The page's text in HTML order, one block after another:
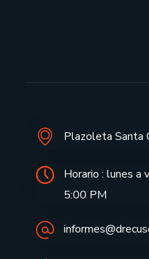
Plazoleta Santa
Horario : lunes a
5:00 PM